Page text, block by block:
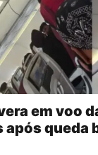
em voo
após queda